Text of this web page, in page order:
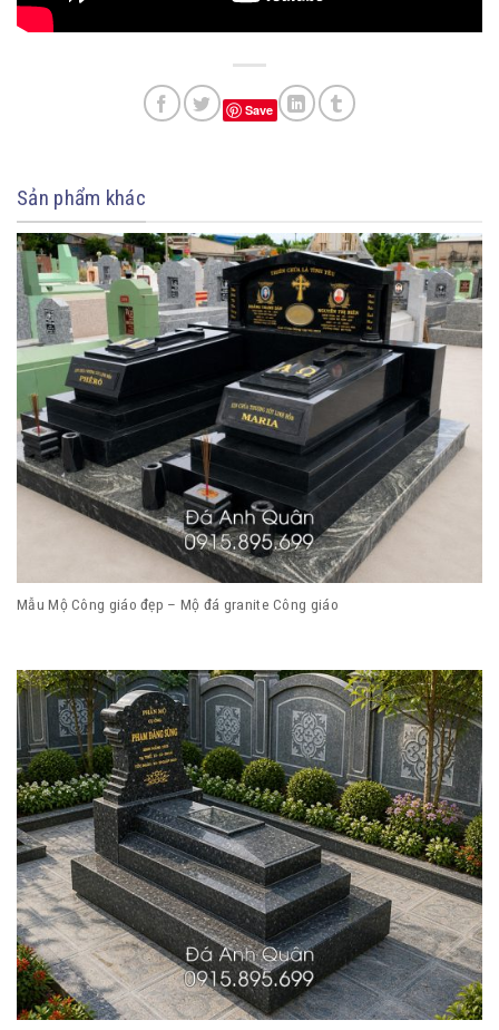
Save
Sản phẩm khác
Mẫu Mộ Công giáo đẹp – Mộ đá granite Công giáo